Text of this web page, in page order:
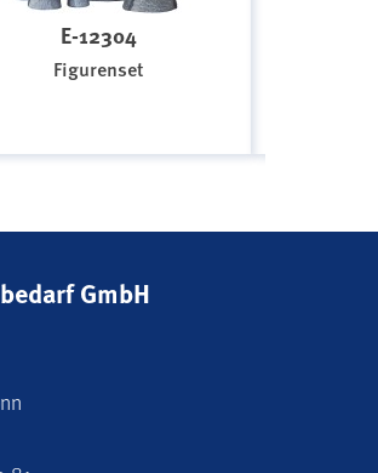
E-12304
Figurenset
GmbH